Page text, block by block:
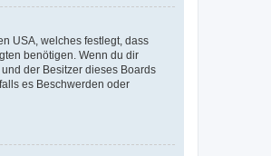
USA, welches festlegt, dass
benötigen. Wenn du dir
der Besitzer dieses Boards
es Beschwerden oder